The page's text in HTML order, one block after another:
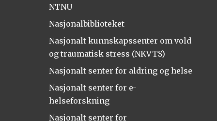
NTNU
Nasjonalbiblioteket
Nasjonalt kunnskapssenter om vold
og traumatisk stress (NKVTS)
Nasjonalt senter for aldring og helse
Nasjonalt senter for e-
helseforskning
Nasjonalt senter for